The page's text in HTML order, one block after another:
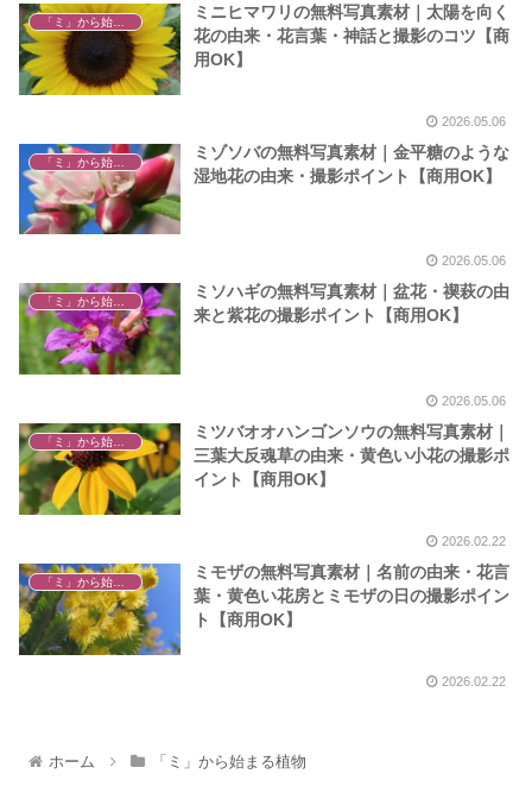
ミニヒマワリの無料写真素材｜太陽を向く
花の由来・花言葉・神話と撮影のコツ【商
用OK】
2026.05.06
ミゾソバの無料写真素材｜金平糖のような
湿地花の由来・撮影ポイント【商用OK】
2026.05.06
「ミ」から始まる植物
ミソハギの無料写真素材｜盆花・禊萩の由
来と紫花の撮影ポイント【商用OK】
2026.05.06
ミツバオオハンゴンソウの無料写真素材｜
三葉大反魂草の由来・黄色い小花の撮影ポ
イント【商用OK】
2026.02.22
ミモザの無料写真素材｜名前の由来・花言
葉・黄色い花房とミモザの日の撮影ポイン
ト【商用OK】
2026.02.22
ホーム 「ミ」から始まる植物